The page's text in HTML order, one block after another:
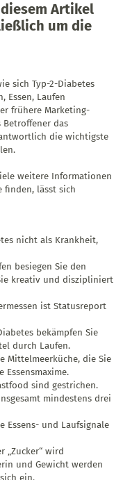
Artikel
um die
sich Typ-2-Diabetes
Essen, Laufen
frühere Marketing-
das
die wichtigste
weitere Informationen
finden, lässt sich
nicht als Krankheit,
besiegen Sie den
kreativ und diszipliniert
ist Statusreport
bekämpfen Sie
durch Laufen.
Mittelmeerküche, die Sie
sind gestrichen.
mindestens drei
Essens- und Laufsignale
„Zucker“ wird
und Gewicht werden